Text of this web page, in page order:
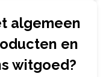
algemeen
en
witgoed?